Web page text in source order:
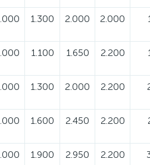
1.300 2.000 2.000
1.100 1.650 2.200
1.300 2.000 2.200
1.600 2.450 2.200
1.900 2.950 2.200